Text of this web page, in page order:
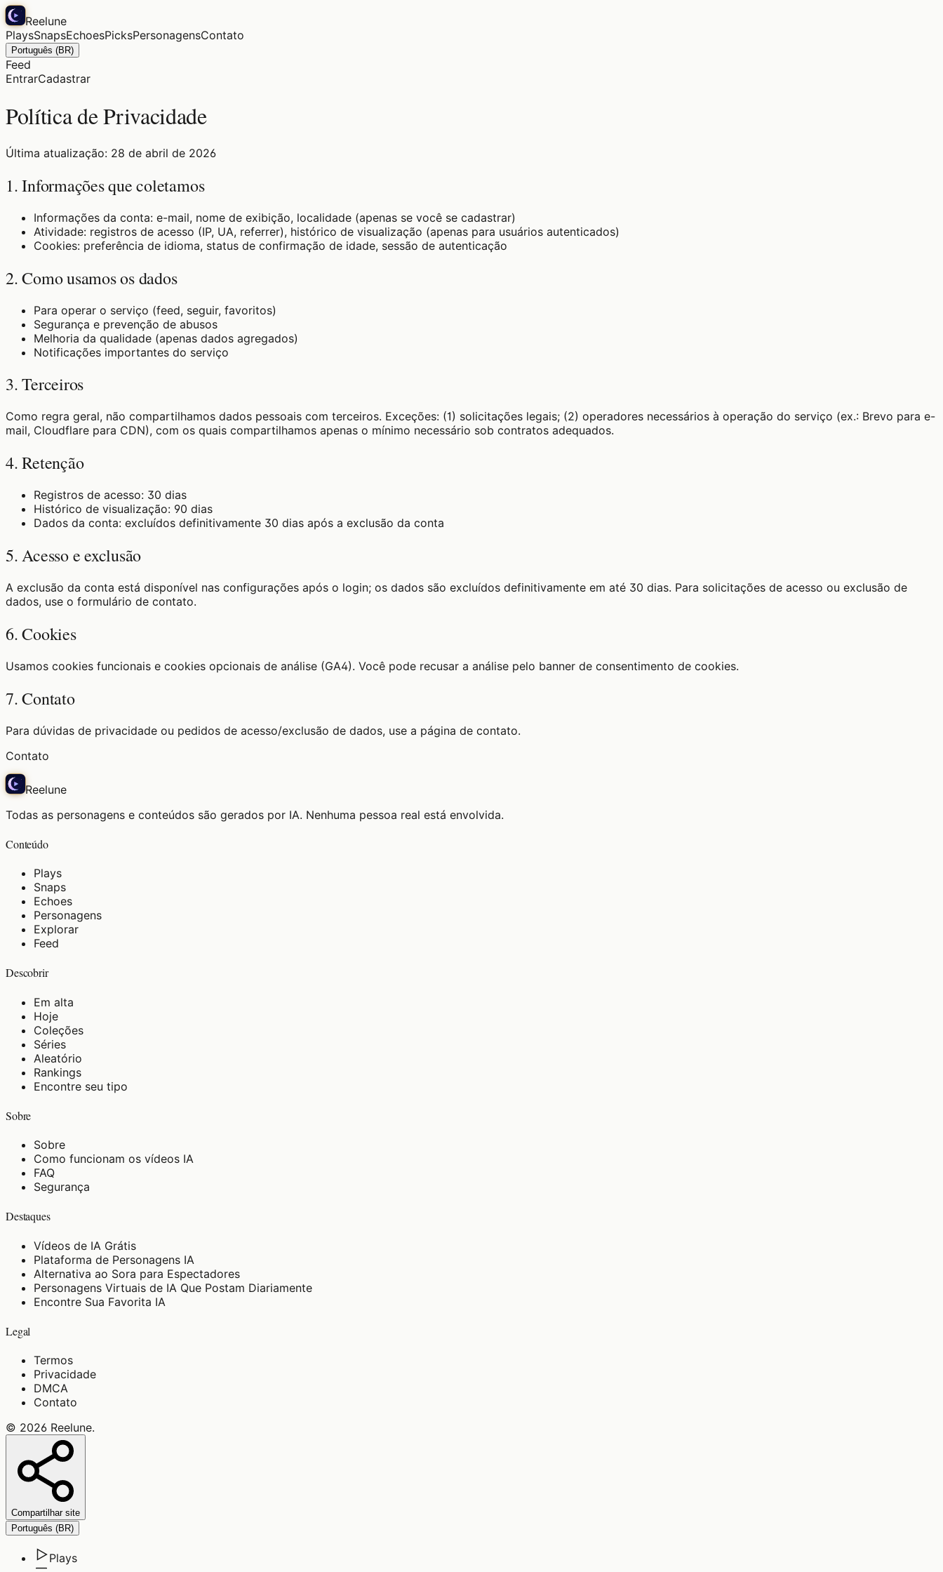
Reelune
PlaysSnapsEchoesPicksPersonagensContato
Português (BR)
Feed
EntrarCadastrar
Política de Privacidade
Última atualização: 28 de abril de 2026
1. Informações que coletamos
Informações da conta: e-mail, nome de exibição, localidade (apenas se você se cadastrar)
Atividade: registros de acesso (IP, UA, referrer), histórico de visualização (apenas para usuários autenticados)
Cookies: preferência de idioma, status de confirmação de idade, sessão de autenticação
2. Como usamos os dados
Para operar o serviço (feed, seguir, favoritos)
Segurança e prevenção de abusos
Melhoria da qualidade (apenas dados agregados)
Notificações importantes do serviço
3. Terceiros
Como regra geral, não compartilhamos dados pessoais com terceiros. Exceções: (1) solicitações legais; (2) operadores necessários à operação do serviço (ex.: Brevo para e-
mail, Cloudflare para CDN), com os quais compartilhamos apenas o mínimo necessário sob contratos adequados.
4. Retenção
Registros de acesso: 30 dias
Histórico de visualização: 90 dias
Dados da conta: excluídos definitivamente 30 dias após a exclusão da conta
5. Acesso e exclusão
A exclusão da conta está disponível nas configurações após o login; os dados são excluídos definitivamente em até 30 dias. Para solicitações de acesso ou exclusão de
dados, use o formulário de contato.
6. Cookies
Usamos cookies funcionais e cookies opcionais de análise (GA4). Você pode recusar a análise pelo banner de consentimento de cookies.
7. Contato
Para dúvidas de privacidade ou pedidos de acesso/exclusão de dados, use a página de contato.
Contato
Reelune
Todas as personagens e conteúdos são gerados por IA. Nenhuma pessoa real está envolvida.
Conteúdo
Plays
Snaps
Echoes
Personagens
Explorar
Feed
Descobrir
Em alta
Hoje
Coleções
Séries
Aleatório
Rankings
Encontre seu tipo
Sobre
Sobre
Como funcionam os vídeos IA
FAQ
Segurança
Destaques
Vídeos de IA Grátis
Plataforma de Personagens IA
Alternativa ao Sora para Espectadores
Personagens Virtuais de IA Que Postam Diariamente
Encontre Sua Favorita IA
Legal
Termos
Privacidade
DMCA
Contato
© 2026 Reelune.
Compartilhar site
Português (BR)
Plays